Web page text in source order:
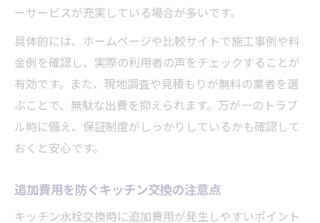
ーサービスが充実している場合が多いです。
具体的には、ホームページや比較サイトで施工事例や料
金例を確認し、実際の利用者の声をチェックすることが
有効です。また、現地調査や見積もりが無料の業者を選
ぶことで、無駄な出費を抑えられます。万が一のトラブ
ル時に備え、保証制度がしっかりしているかも確認して
おくと安心です。
追加費用を防ぐキッチン交換の注意点
キッチン水栓交換時に追加費用が発生しやすいポイント